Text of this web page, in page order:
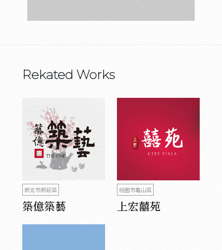
Rekated Works
新北市新莊區
築億築藝
桃園市龜山區
上宏囍苑